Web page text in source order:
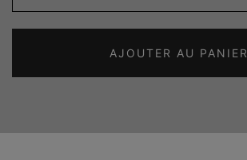
manta
–
AJOUTER AU PANIER